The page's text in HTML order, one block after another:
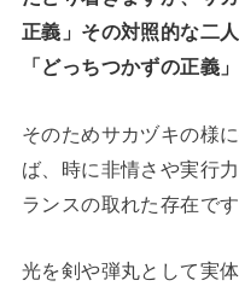
正義」その対照的な二
「どっちつかずの正義
そのためサカヅキの様
ば、時に非情さや実行
ランスの取れた存在です
光を剣や弾丸として実